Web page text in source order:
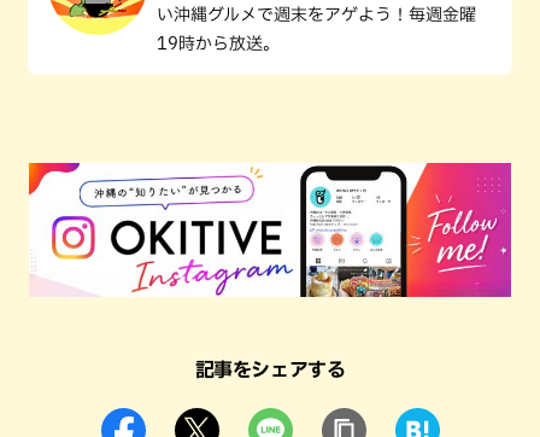
い沖縄グルメで週末をアゲよう！毎週金曜
19時から放送。
記事をシェアする